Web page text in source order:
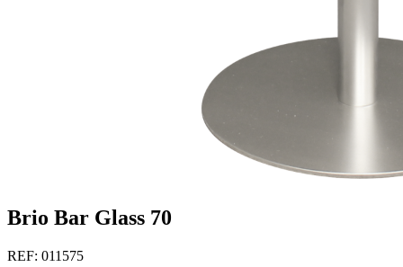
Brio Bar Glass 70
REF: 011575